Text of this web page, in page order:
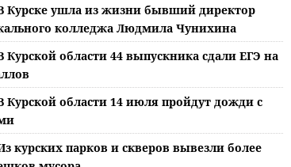
Курске ушла из жизни бывший директор
колледжа Людмила Чунихина
Курской области 44 выпускника сдали ЕГЭ на
Курской области 14 июля пройдут дожди с
курских парков и скверов вывезли более